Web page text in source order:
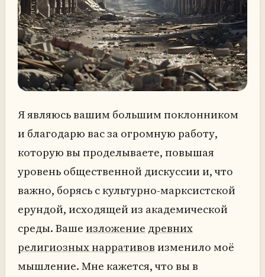
Я являюсь вашим большим поклонником
и благодарю вас за огромную работу,
которую вы проделываете, повышая
уровень общественной дискуссии и, что
важно, борясь с культурно-марксистской
ерундой, исходящей из академической
среды. Ваше изложение древних
религиозных нарративов изменило моё
мышление. Мне кажется, что вы в